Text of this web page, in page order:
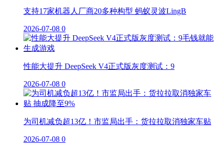
支持17家机器人厂商20多种构型 蚂蚁灵波LingB
2026-07-08 0
性能大提升 DeepSeek V4正式版灰度测试：9
2026-07-08 0
为司机减负超13亿！市监局出手：货拉拉取消独家车贴
2026-07-08 0